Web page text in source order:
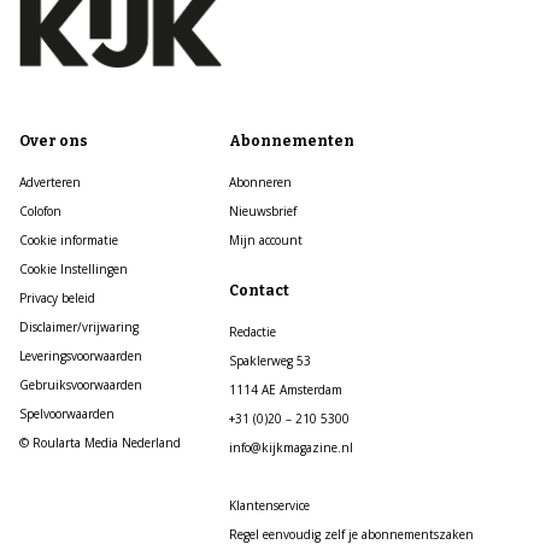
Over ons
Adverteren
Colofon
Cookie informatie
Cookie Instellingen
Privacy beleid
Disclaimer/vrijwaring
Leveringsvoorwaarden
Gebruiksvoorwaarden
Spelvoorwaarden
© Roularta Media Nederland
Abonnementen
Abonneren
Nieuwsbrief
Mijn account
Contact
Redactie
Spaklerweg 53
1114 AE Amsterdam
+31 (0)20 – 210 5300
info@kijkmagazine.nl
Klantenservice
Regel eenvoudig zelf je abonnementszaken